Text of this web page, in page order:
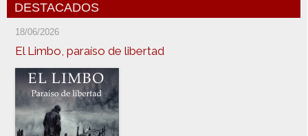
DESTACADOS
18/06/2026
El Limbo, paraíso de libertad